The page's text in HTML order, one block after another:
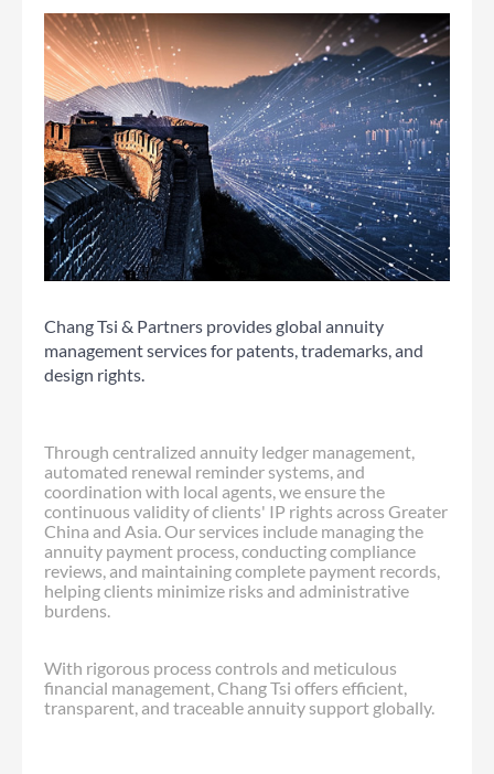
Chang Tsi & Partners provides global annuity
management services for patents, trademarks, and
design rights.
Through centralized annuity ledger management,
automated renewal reminder systems, and
coordination with local agents, we ensure the
continuous validity of clients' IP rights across Greater
China and Asia. Our services include managing the
annuity payment process, conducting compliance
reviews, and maintaining complete payment records,
helping clients minimize risks and administrative
burdens.
With rigorous process controls and meticulous
financial management, Chang Tsi offers efficient,
transparent, and traceable annuity support globally.